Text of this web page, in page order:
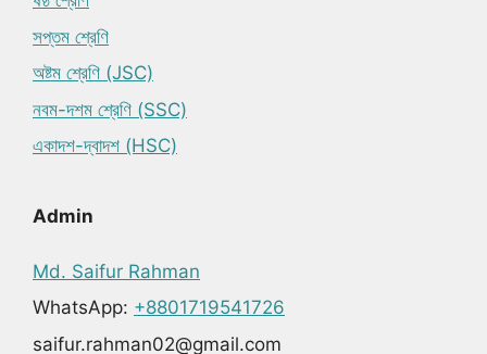
সপ্তম শ্রেণি
অষ্টম শ্রেণি (JSC)
নবম-দশম শ্রেণি (SSC)
একাদশ-দ্বাদশ (HSC)
Admin
Md. Saifur Rahman
WhatsApp: +8801719541726
saifur.rahman02@gmail.com